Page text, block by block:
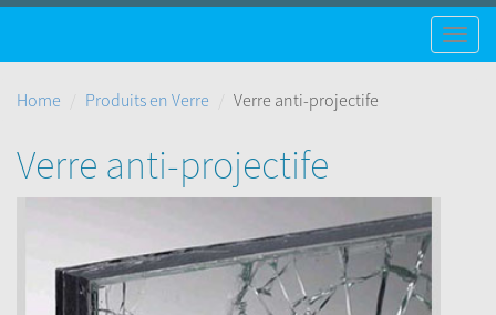
Home Produits en Verre Verre anti-projectife
Verre anti-projectife